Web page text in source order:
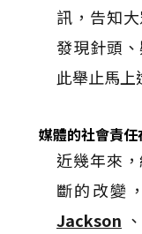
訊，告知
發現針頭
此舉止馬上
媒體的社會責任
近幾年來
斷的改變
Jackson